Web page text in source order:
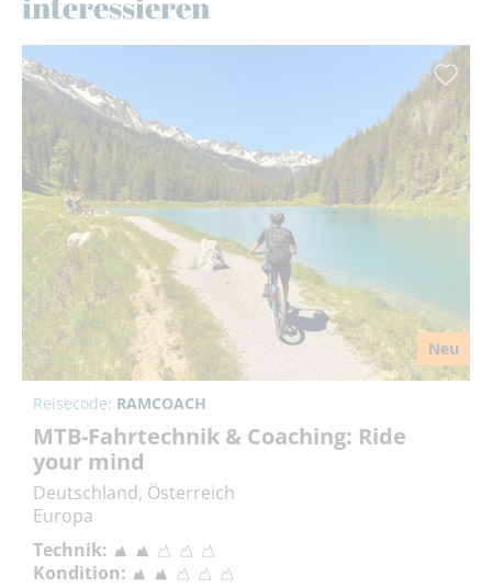
Neu
Reisecode: RAMCOACH
MTB-Fahrtechnik & Coaching: Ride
your mind
Deutschland, Österreich
Europa
Technik:
Kondition: